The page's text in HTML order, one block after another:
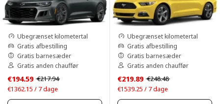
Ubegrænset kilometertal
Gratis afbestilling
Gratis barnesæder
Gratis anden chauffør
€194.59 €217.94
€1362.15 / 7 dage
Ubegrænset kilometertal
Gratis afbestilling
Gratis barnesæder
Gratis anden chauffør
€219.89 €248.48
€1539.25 / 7 dage